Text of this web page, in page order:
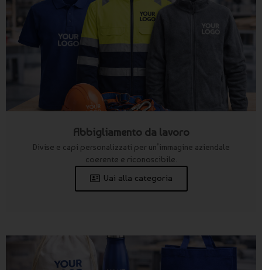
Abbigliamento da lavoro
Divise e capi personalizzati per un’immagine aziendale
coerente e riconoscibile.
Vai alla categoria